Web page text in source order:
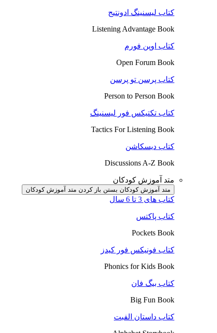
کتاب لیسنینگ ادونتیج
Listening Advantage Book
کتاب اوپن فورم
Open Forum Book
کتاب پرسن تو پرسن
Person to Person Book
کتاب تکتیکس فور لیسنینگ
Tactics For Listening Book
کتاب دیسکاشن
Discussions A-Z Book
متد آموزش کودکان
متد آموزش کودکان بستن باز کردن متد آموزش کودکان
کتاب های 3 تا 6 سال
کتاب پاکتس
Pockets Book
کتاب فونیکس فور کیدز
Phonics for Kids Book
کتاب بیگ فان
Big Fun Book
کتاب داستان الفبت